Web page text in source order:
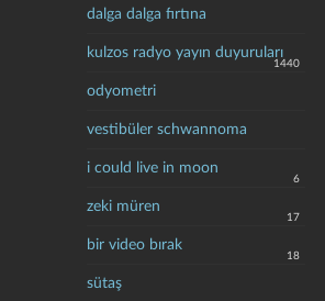
dalga dalga fırtına
kulzos radyo yayın duyuruları
1440
odyometri
vestibüler schwannoma
i could live in moon
6
zeki müren
17
bir video bırak
18
sütaş